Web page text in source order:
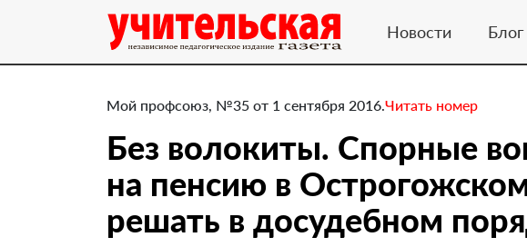
Новости Блог
Мой профсоюз, №35 от 1 сентября 2016.Читать номер
Без волокиты. Спорные
на пенсию в
решать в досудебном